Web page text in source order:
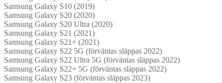
Samsung Galaxy S10 (2019)
Samsung Galaxy S20 (2020)
Samsung Galaxy S20 Ultra (2020)
Samsung Galaxy S21 (2021)
Samsung Galaxy S21+ (2021)
Samsung Galaxy S22 5G (förväntas släppas 2022)
Samsung Galaxy S22 Ultra 5G (förväntas släppas 2022)
Samsung Galaxy S22+ 5G (förväntas släppas 2022)
Samsung Galaxy S23 (förväntas släppas 2023)